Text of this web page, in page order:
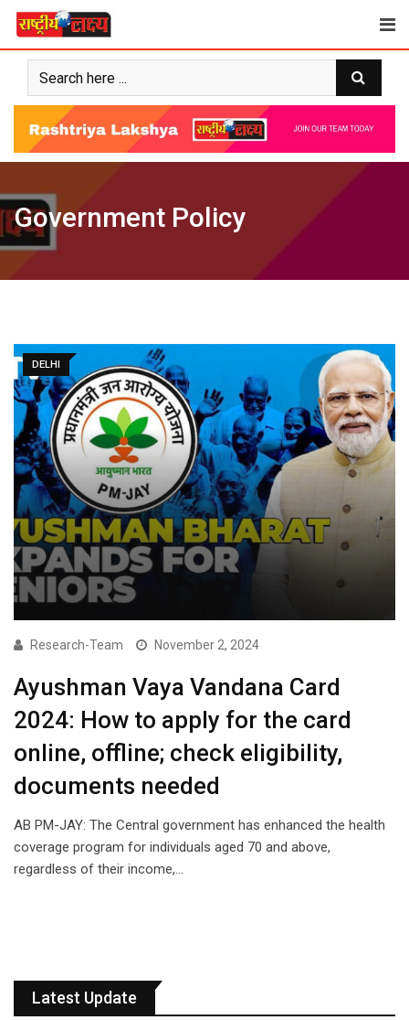
Skip
content
Government Policy
DELHI
Research-Team November 2, 2024
Ayushman Vaya Vandana Card
2024: How to apply for the card
online, offline; check eligibility,
documents needed
AB PM-JAY: The Central government has enhanced the health
coverage program for individuals aged 70 and above,
regardless of their income,…
Latest Update